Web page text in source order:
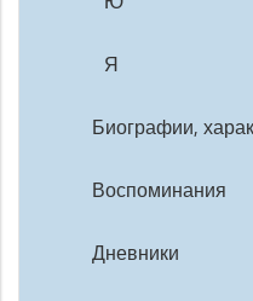
Я
Биографии,
Воспоминания
Дневники